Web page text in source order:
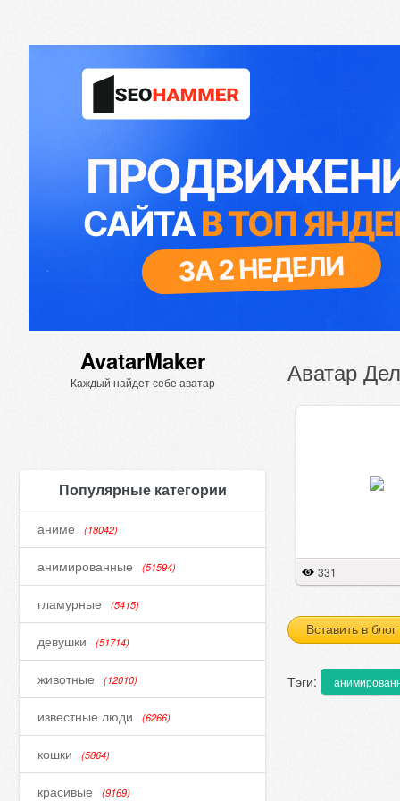
AvatarMaker
Каждый найдет себе аватар
Популярные категории
аниме (18042)
анимированные (51594)
гламурные (5415)
девушки (51714)
животные (12010)
известные люди (6266)
кошки (5864)
красивые (9169)
Аватар
331
Вставить в блог
Тэги: